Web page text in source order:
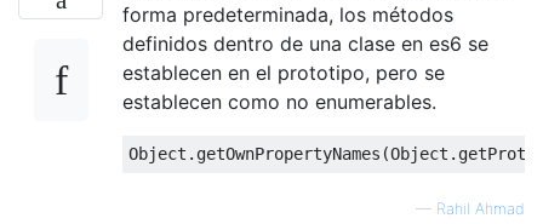
forma predeterminada, los métodos
definidos dentro de una clase en es6 se
establecen en el prototipo, pero se
establecen como no enumerables.
Object . getOwnPropertyNames (Object .
— Rahil Ahmad